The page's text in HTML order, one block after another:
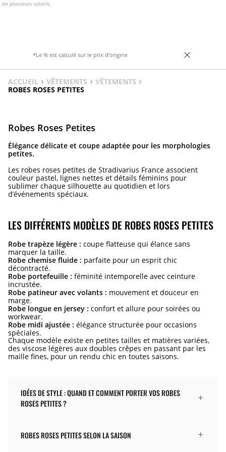
en plusieurs coloris.
*Le % est calculé sur le prix d'origine
ACCUEIL VÊTEMENTS
VÊTEMENTS
ROBES ROSES PETITES
Robes Roses Petites
Élégance délicate et coupe adaptée pour les morphologies
petites.
Les robes roses petites de Stradivarius France associent
couleur pastel, lignes nettes et détails féminins pour
sublimer chaque silhouette au quotidien et lors
d’événements spéciaux.
LES DIFFÉRENTS MODÈLES DE ROBES ROSES PETITES
Robe trapèze légère : coupe flatteuse qui élance sans
marquer la taille.
Robe chemise fluide : parfaite pour un esprit chic
décontracté.
Robe portefeuille : féminité intemporelle avec ceinture
incrustée.
Robe patineur avec volants : mouvement et douceur en
marge.
Robe longue en jersey : confort et allure pour soirées ou
workwear.
Robe midi ajustée : élégance structurée pour occasions
spéciales.
Chaque modèle existe en petites tailles et matières variées,
des viscose légères aux doubles crêpes en passant par les
maille fines, pour un rendu chic en toutes saisons.
IDÉES DE STYLE : QUAND ET COMMENT PORTER VOS ROBES
ROSES PETITES ?
ROBES ROSES PETITES SELON LA SAISON